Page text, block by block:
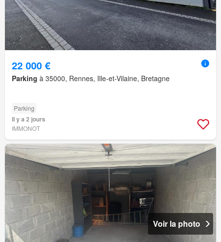
22 000 €
Parking à 35000, Rennes, Ille-et-Vilaine, Bretagne
Parking
Il y a 2 jours
IMMONOT
Voir la photo